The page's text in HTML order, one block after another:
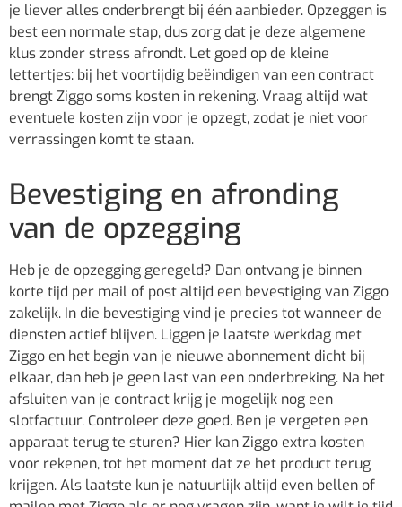
je liever alles onderbrengt bij één aanbieder. Opzeggen is
best een normale stap, dus zorg dat je deze algemene
klus zonder stress afrondt. Let goed op de kleine
lettertjes: bij het voortijdig beëindigen van een contract
brengt Ziggo soms kosten in rekening. Vraag altijd wat
eventuele kosten zijn voor je opzegt, zodat je niet voor
verrassingen komt te staan.
Bevestiging en afronding
van de opzegging
Heb je de opzegging geregeld? Dan ontvang je binnen
korte tijd per mail of post altijd een bevestiging van Ziggo
zakelijk. In die bevestiging vind je precies tot wanneer de
diensten actief blijven. Liggen je laatste werkdag met
Ziggo en het begin van je nieuwe abonnement dicht bij
elkaar, dan heb je geen last van een onderbreking. Na het
afsluiten van je contract krijg je mogelijk nog een
slotfactuur. Controleer deze goed. Ben je vergeten een
apparaat terug te sturen? Hier kan Ziggo extra kosten
voor rekenen, tot het moment dat ze het product terug
krijgen. Als laatste kun je natuurlijk altijd even bellen of